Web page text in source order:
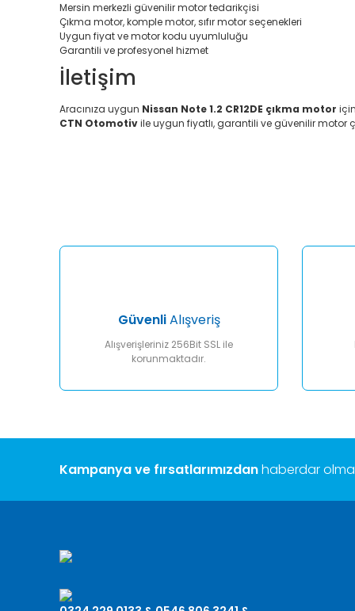
Mersin merkezli güvenilir motor tedarikçisi
Çıkma motor, komple motor, sıfır motor seçenekleri
Uygun fiyat ve motor kodu uyumluluğu
Garantili ve profesyonel hizmet
İletişim
Aracınıza uygun Nissan Note 1.2 CR12DE çıkma motor
CTN Otomotivile uygun fiyatlı, garantili ve güvenilir motor
Ürün bilgilerinde hatalar bulunuyor.
GüvenliAlışveriş
Alışverişleriniz 256Bit SSL ile
korunmaktadır.
Kampanya ve fırsatlarımızdanhaberdar